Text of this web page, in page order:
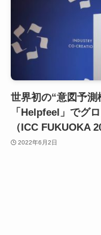
世界初の“意図予
「Helpfeel」でグ
（ICC FUKUOKA
2022年6月2日